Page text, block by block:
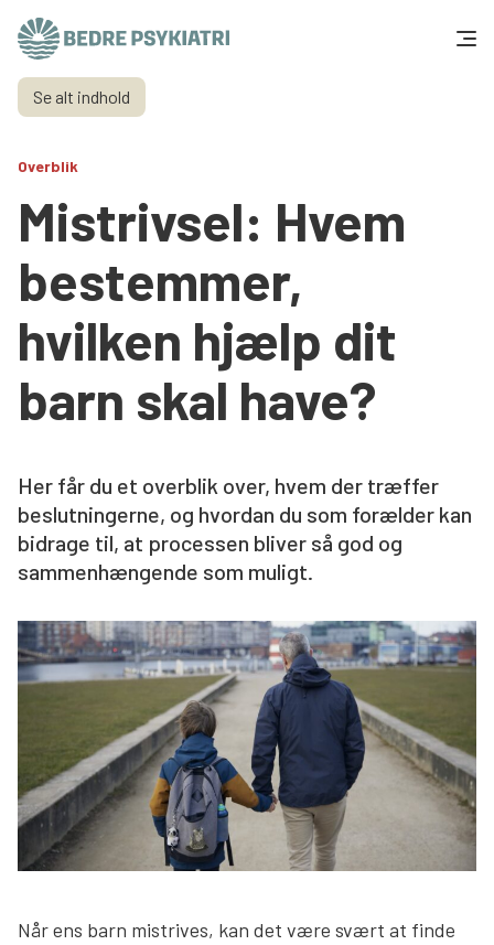
Skip to content
Få hjælp
Tal og fakta
Om os
Vær med
Presse og politik
Søg
Se alt indhold
Overblik
Mistrivsel: Hvem
bestemmer,
hvilken hjælp dit
barn skal have?
Her får du et overblik over, hvem der træffer
beslutningerne, og hvordan du som forælder kan
bidrage til, at processen bliver så god og
sammenhængende som muligt.
Når ens barn mistrives, kan det være svært at finde